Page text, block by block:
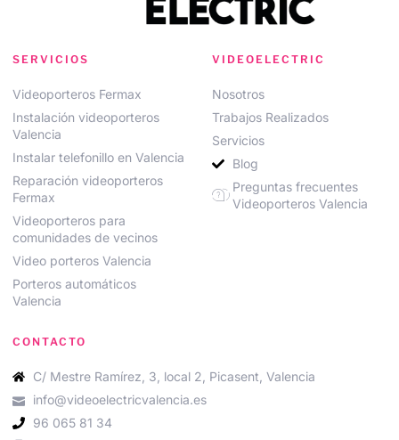
SERVICIOS
Videoporteros Fermax
Instalación videoporteros
Valencia
Instalar telefonillo en Valencia
Reparación videoporteros
Fermax
Videoporteros para
comunidades de vecinos
Video porteros Valencia
Porteros automáticos
Valencia
VIDEOELECTRIC
Nosotros
Trabajos Realizados
Servicios
Blog
Preguntas frecuentes
Videoporteros Valencia
CONTACTO
C/ Mestre Ramírez, 3, local 2, Picasent, Valencia
info@videoelectricvalencia.es
96 065 81 34